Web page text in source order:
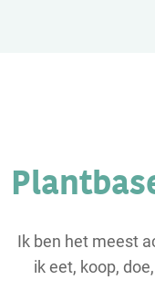
Ik ben het meest
ik eet, koop,